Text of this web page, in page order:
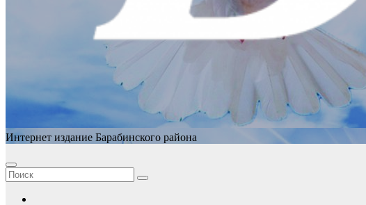
Интернет издание Барабинского района